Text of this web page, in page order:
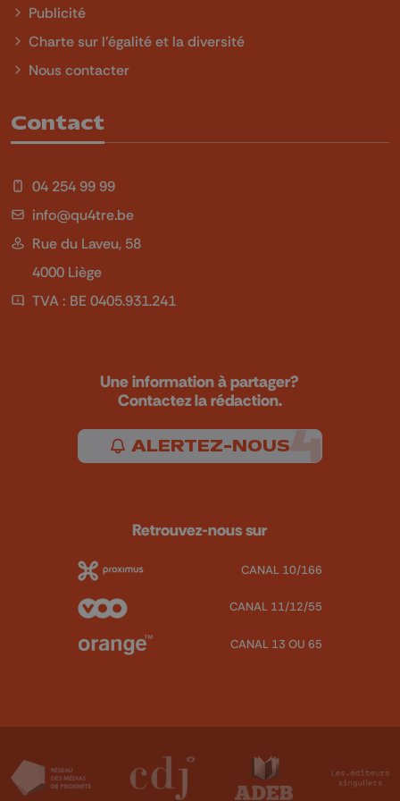
Publicité
Charte sur l'égalité et la diversité
Nous contacter
Contact
04 254 99 99
info@qu4tre.be
Rue du Laveu, 58
4000 Liège
TVA : BE 0405.931.241
Une information à partager?
Contactez la rédaction.
ALERTEZ-NOUS
Retrouvez-nous sur
CANAL 10/166
CANAL 11/12/55
CANAL 13 OU 65